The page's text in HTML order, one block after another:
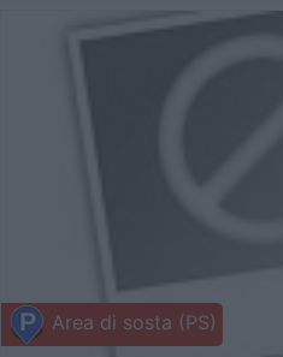
Area di sosta (PS)